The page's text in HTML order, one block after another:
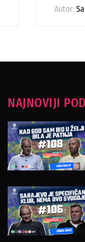
Autor:
NAJNOVIJI